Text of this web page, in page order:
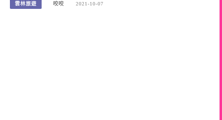
雲林旅遊 咬咬 2021-10-07